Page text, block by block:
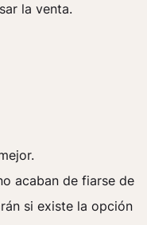
la venta.
acaban de fiarse de
si existe la opción